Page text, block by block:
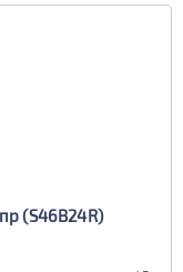
(S46B24R)